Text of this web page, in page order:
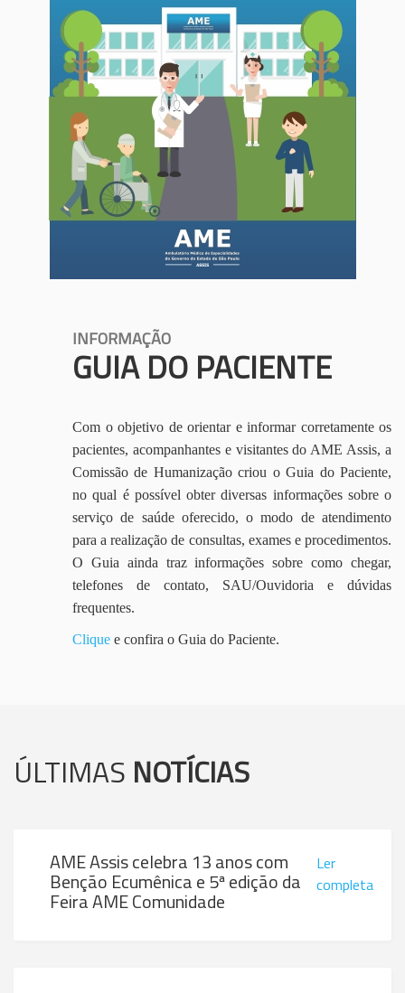
INFORMAÇÃO
GUIA DO PACIENTE
Com o objetivo de orientar e informar corretamente os
pacientes, acompanhantes e visitantes do AME Assis, a
Comissão de Humanização criou o Guia do Paciente,
no qual é possível obter diversas informações sobre o
serviço de saúde oferecido, o modo de atendimento
para a realização de consultas, exames e procedimentos.
O Guia ainda traz informações sobre como chegar,
telefones de contato, SAU/Ouvidoria e dúvidas
frequentes.
Clique e confira o Guia do Paciente.
ÚLTIMAS NOTÍCIAS
AME Assis celebra 13 anos com
Benção Ecumênica e 5ª edição da
Feira AME Comunidade
Ler
completa